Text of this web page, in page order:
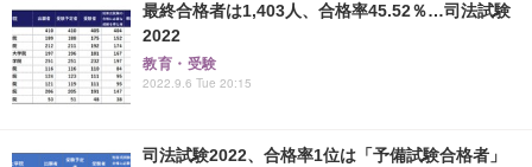
最終合格者は1,403人、合格率45.52％…司法試験
2022
教育・受験
2022.9.6 Tue 20:15
司法試験2022、合格率1位は「予備試験合格者」